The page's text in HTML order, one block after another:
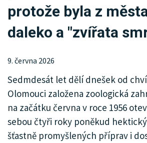
KULTURA
SPOLEČNOST
MHD
MENU
INZERCE
ARCHIV
protože byla z
daleko a "zvířata
9. června 2026
Sedmdesát let dělí dnešek od
Olomouci založena zoologická
na začátku června v roce 1956
sebou čtyři roky poněkud
šťastně promyšlených příprav i